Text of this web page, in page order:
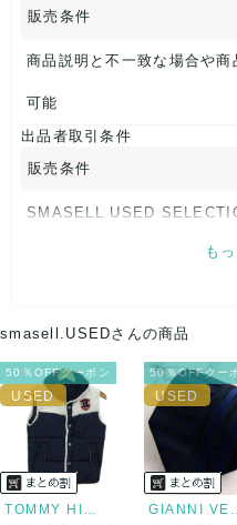
素材タグを撮影しております
【 商品札 】
販売条件
商品説明と不一致な場合や
可能
出品者取引条件
販売条件
SMASELL USED
画像ダウンロードなので、転
ずれかの方法になります。発
ネコポスの場合は日時指定
ませ。
USED品に関しましては、
りますので、トラブルを避
も
smasell.USEDさんの商品
50％OFFクーポン
TOMMY HILFIGER
50％OFFクー